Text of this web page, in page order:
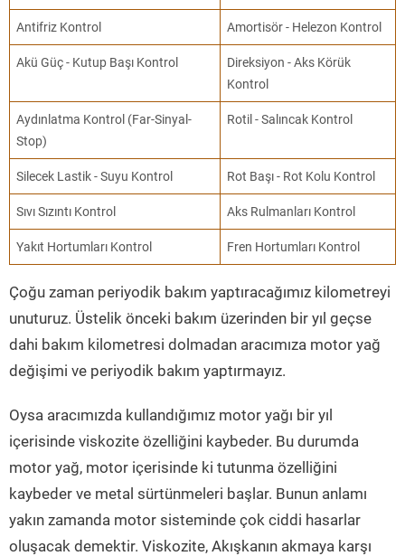
Antifriz Kontrol Amortisör - Helezon Kontrol
Akü Güç - Kutup Başı Kontrol
Direksiyon - Aks Körük
Kontrol
Aydınlatma Kontrol (Far-Sinyal-
Stop)
Rotil - Salıncak Kontrol
Silecek Lastik - Suyu Kontrol Rot Başı - Rot Kolu Kontrol
Sıvı Sızıntı Kontrol Aks Rulmanları Kontrol
Yakıt Hortumları Kontrol Fren Hortumları Kontrol
Çoğu zaman periyodik bakım yaptıracağımız kilometreyi
unuturuz. Üstelik önceki bakım üzerinden bir yıl geçse
dahi bakım kilometresi dolmadan aracımıza motor yağ
değişimi ve periyodik bakım yaptırmayız.
Oysa aracımızda kullandığımız motor yağı bir yıl
içerisinde viskozite özelliğini kaybeder. Bu durumda
motor yağ, motor içerisinde ki tutunma özelliğini
kaybeder ve metal sürtünmeleri başlar. Bunun anlamı
yakın zamanda motor sisteminde çok ciddi hasarlar
oluşacak demektir. Viskozite, Akışkanın akmaya karşı